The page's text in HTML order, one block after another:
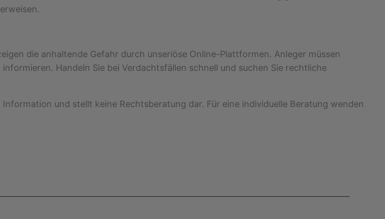
die anhaltende Gefahr durch unseriöse Online-Plattformen. Anleger müssen
Handeln Sie bei Verdachtsfällen schnell und suchen Sie rechtliche
und stellt keine Rechtsberatung dar. Für eine individuelle Beratung wenden